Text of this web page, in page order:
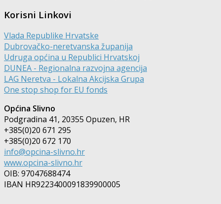
Korisni Linkovi
Vlada Republike Hrvatske
Dubrovačko-neretvanska županija
Udruga općina u Republici Hrvatskoj
DUNEA - Regionalna razvojna agencija
LAG Neretva - Lokalna Akcijska Grupa
One stop shop for EU fonds
Općina Slivno
Podgradina 41, 20355 Opuzen, HR
+385(0)20 671 295
+385(0)20 672 170
info@opcina-slivno.hr
www.opcina-slivno.hr
OIB: 97047688474
IBAN HR9223400091839900005